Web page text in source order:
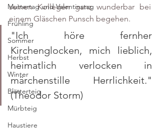
Muttertag und Valentinstag
Frühling
Sommer
Herbst
Winter
Blätterteig
Mürbteig
Haustiere
seinen Kollegen ganz wunderbar bei
einem Gläschen Punsch begehen.
"Ich höre fernher
Kirchenglocken, mich lieblich,
heimatlich verlocken in
märchenstille Herrlichkeit."
(Theodor Storm)